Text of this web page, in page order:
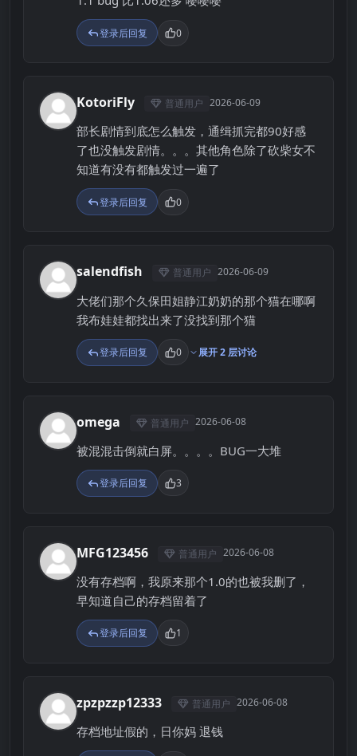
登录后回复 0
K KotoriFly 普通用户 2026-06-09
部长剧情到底怎么触发，通缉抓完都90好感
了也没触发剧情。。。其他角色除了砍柴女不
知道有没有都触发过一遍了
登录后回复 0
S salendfish 普通用户 2026-06-09
大佬们那个久保田姐静江奶奶的那个猫在哪啊
我布娃娃都找出来了没找到那个猫
登录后回复 0 展开 2 层讨论
O omega 普通用户 2026-06-08
被混混击倒就白屏。。。。BUG一大堆
登录后回复 3
M MFG123456 普通用户 2026-06-08
没有存档啊，我原来那个1.0的也被我删了，
早知道自己的存档留着了
登录后回复 1
Z zpzpzzp12333 普通用户 2026-06-08
存档地址假的，日你妈 退钱